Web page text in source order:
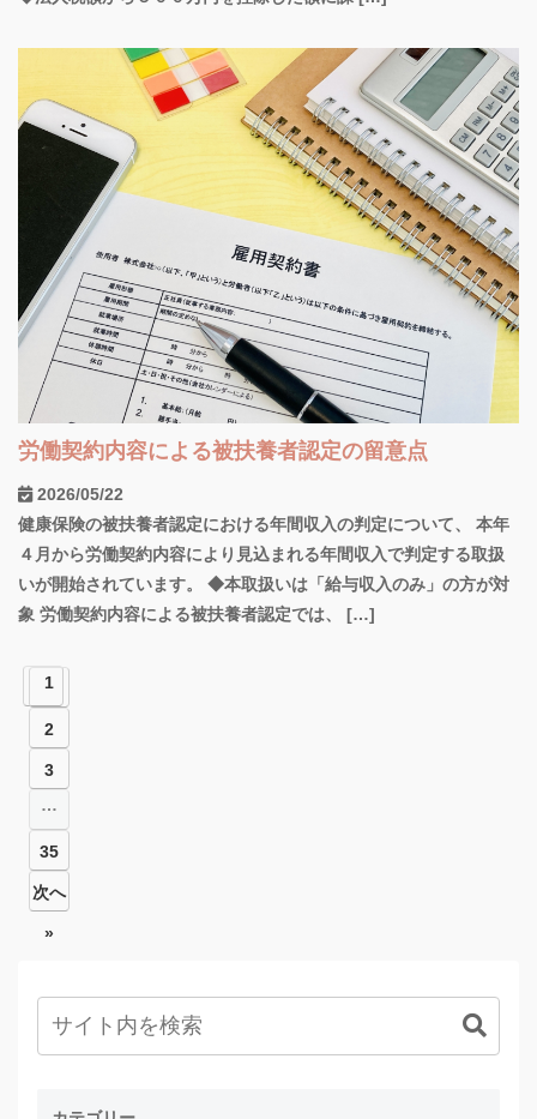
労働契約内容による被扶養者認定の留意点
2026/05/22
健康保険の被扶養者認定における年間収入の判定について、 本年
４月から労働契約内容により見込まれる年間収入で判定する取扱
いが開始されています。 ◆本取扱いは「給与収入のみ」の方が対
象 労働契約内容による被扶養者認定では、 […]
1
2
3
…
35
次へ
»